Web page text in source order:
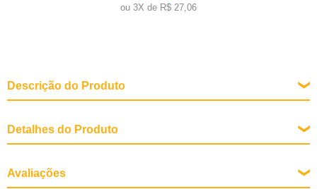
ou 3X de R$ 27,06
Descrição do Produto
Detalhes do Produto
Avaliações